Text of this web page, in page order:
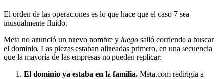
El orden de las operaciones es lo que hace que el caso 7 sea
inusualmente fluido.
Meta no anunció un nuevo nombre y luego salió corriendo a buscar
el dominio. Las piezas estaban alineadas primero, en una secuencia
que la mayoría de las empresas no pueden replicar:
El dominio ya estaba en la familia. Meta.com redirigía a